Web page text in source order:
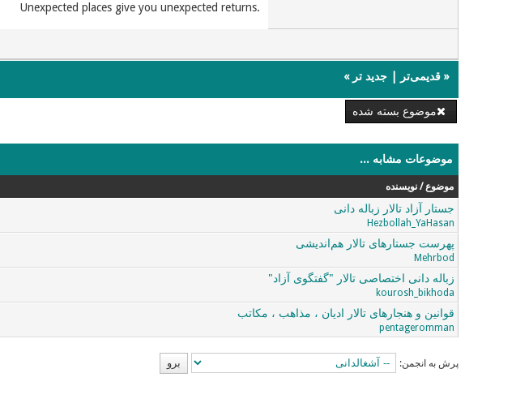
.Unexpected places give you unexpected returns
« قدیمی‌تر جدید تر »
موضوع بسته شده
موضوعات مشابه ...
موضوع / نویسنده
جستار آزاد تالار زباله دانی‌
Hezbollah_YaHasan
پهرست جستارهای تالار هم‌اندیشی
Mehrbod
زباله دانی اختصاصی تالار "گفتگوی آزاد"
kourosh_bikhoda
قوانین و هنجارهای تالار ادیان ، مذاهب ، مکاتب
pentageromman
پرش به انجمن: